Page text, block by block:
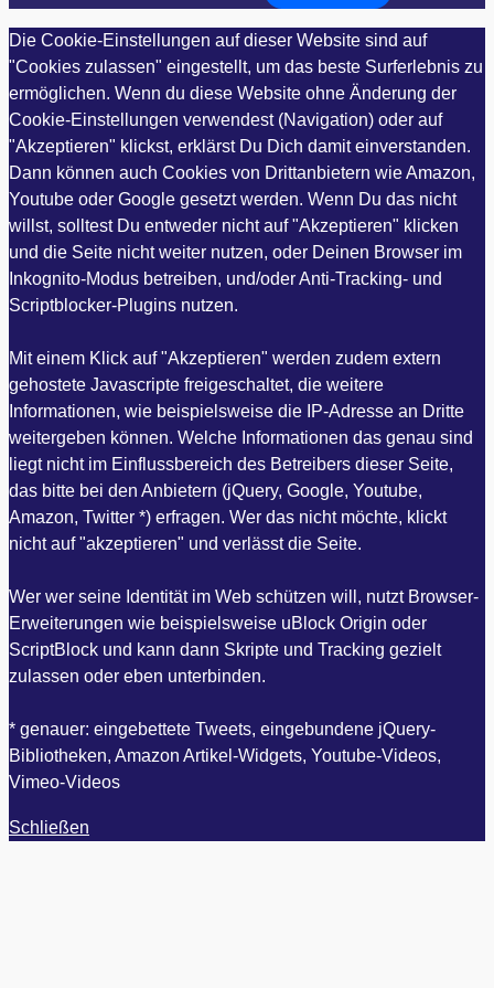
Die Cookie-Einstellungen auf dieser Website sind auf
"Cookies zulassen" eingestellt, um das beste Surferlebnis zu
ermöglichen. Wenn du diese Website ohne Änderung der
Cookie-Einstellungen verwendest (Navigation) oder auf
"Akzeptieren" klickst, erklärst Du Dich damit einverstanden.
Dann können auch Cookies von Drittanbietern wie Amazon,
Youtube oder Google gesetzt werden. Wenn Du das nicht
willst, solltest Du entweder nicht auf "Akzeptieren" klicken
und die Seite nicht weiter nutzen, oder Deinen Browser im
Inkognito-Modus betreiben, und/oder Anti-Tracking- und
Scriptblocker-Plugins nutzen.
Mit einem Klick auf "Akzeptieren" werden zudem extern
gehostete Javascripte freigeschaltet, die weitere
Informationen, wie beispielsweise die IP-Adresse an Dritte
weitergeben können. Welche Informationen das genau sind
liegt nicht im Einflussbereich des Betreibers dieser Seite,
das bitte bei den Anbietern (jQuery, Google, Youtube,
Amazon, Twitter *) erfragen. Wer das nicht möchte, klickt
nicht auf "akzeptieren" und verlässt die Seite.
Wer wer seine Identität im Web schützen will, nutzt Browser-
Erweiterungen wie beispielsweise uBlock Origin oder
ScriptBlock und kann dann Skripte und Tracking gezielt
zulassen oder eben unterbinden.
* genauer: eingebettete Tweets, eingebundene jQuery-
Bibliotheken, Amazon Artikel-Widgets, Youtube-Videos,
Vimeo-Videos
Schließen